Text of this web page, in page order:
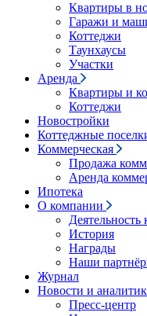
Квартиры в
Гаражи и
Коттеджи
Таунхаусы
Участки
Аренда
Квартиры и
Коттеджи
Новостройки
Коттеджные
Коммерческая
Продажа
Аренда
Ипотека
О компании
Деятельность
История
Награды
Наши
Журнал
Новости и
Пресс-центр